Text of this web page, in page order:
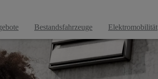
Bestandsfahrzeuge Elektromobilität
Neuwagen & Werkstatt